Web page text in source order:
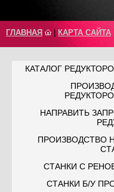
ГЛАВНАЯ КАРТА САЙТА
КАТАЛОГ
НАПРАВИТЬ
ПРОИЗВОДСТВО
СТАНКИ С
СТАНКИ Б/У